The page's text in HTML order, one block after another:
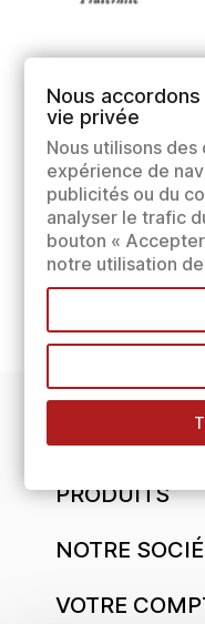
PRODUITS
NOTRE
VOTRE
Nous
vie privée
Nous utilisons
expérience de
publicités ou du
analyser le trafic
bouton «
notre utilisation